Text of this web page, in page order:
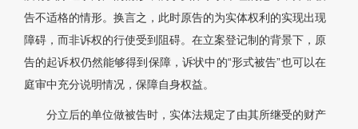
告不适格的情形。换言之，此时原告的为实体权利的实现出现
障碍，而非诉权的行使受到阻碍。在立案登记制的背景下，原
告的起诉权仍然能够得到保障，诉状中的“形式被告”也可以在
庭审中充分说明情况，保障自身权益。
分立后的单位做被告时，实体法规定了由其所继受的财产